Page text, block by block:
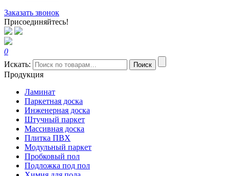
Заказать звонок
Присоединяйтесь!
0
Искать:
Поиск
Продукция
Ламинат
Паркетная доска
Инженерная доска
Штучный паркет
Массивная доска
Плитка ПВХ
Модульный паркет
Пробковый пол
Подложка под пол